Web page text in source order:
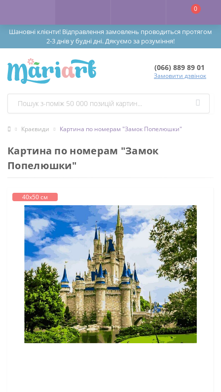
Шановні клієнти! Відправлення замовлень проводиться протягом
2-3 днів у будні дні. Дякуємо за розуміння!
0
(066) 889 89 01
Замовити дзвінок
Краєвиди Картина по номерам "Замок Попелюшки"
Картина по номерам "Замок
Попелюшки"
40х50 см